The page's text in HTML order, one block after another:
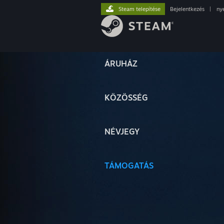
ÁRUHÁZ
KÖZÖSSÉG
NÉVJEGY
TÁMOGATÁS
Steam telepítése Bejelentkezés